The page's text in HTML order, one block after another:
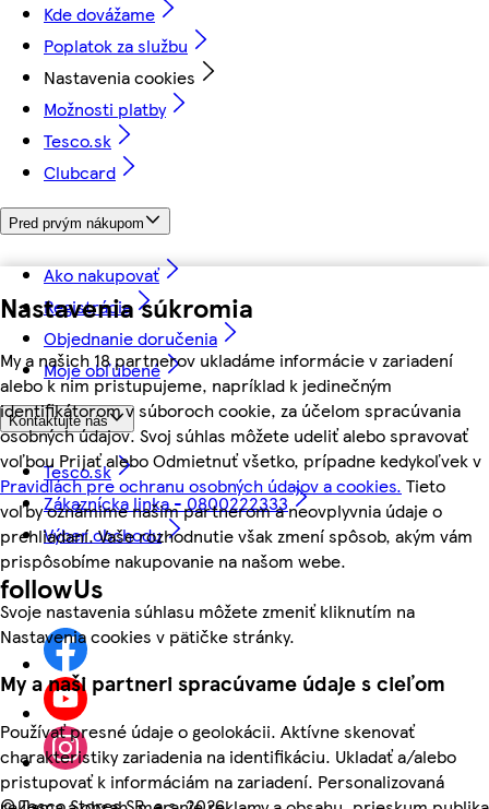
Nastavenia súkromia
My a našich 18 partnerov ukladáme informácie v zariadení
alebo k nim pristupujeme, napríklad k jedinečným
identifikátorom v súboroch cookie, za účelom spracúvania
osobných údajov. Svoj súhlas môžete udeliť alebo spravovať
voľbou Prijať alebo Odmietnuť všetko, prípadne kedykoľvek v
Pravidlách pre ochranu osobných údajov a cookies. Tieto
voľby oznámime našim partnerom a neovplyvnia údaje o
prehliadaní. Vaše rozhodnutie však zmení spôsob, akým vám
prispôsobíme nakupovanie na našom webe.
Svoje nastavenia súhlasu môžete zmeniť kliknutím na
Nastavenia cookies v pätičke stránky.
My a naši partneri spracúvame údaje s cieľom
Používať presné údaje o geolokácii. Aktívne skenovať
charakteristiky zariadenia na identifikáciu. Ukladať a/alebo
pristupovať k informáciám na zariadení. Personalizovaná
Kde dovážame
Poplatok za službu
Nastavenia cookies
Možnosti platby
Tesco.sk
Clubcard
Pred prvým nákupom
Ako nakupovať
Registrácia
Objednanie doručenia
Moje obľúbené
Kontaktujte nás
Tesco.sk
Zákaznícka linka - 0800222333
Výber obchodu
followUs